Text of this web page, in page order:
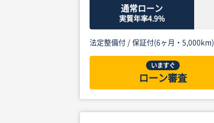
通常ローン
実質年率4.9%
法定整備付 /保証付(6ヶ月・5,000km)
いますぐ
ローン審査